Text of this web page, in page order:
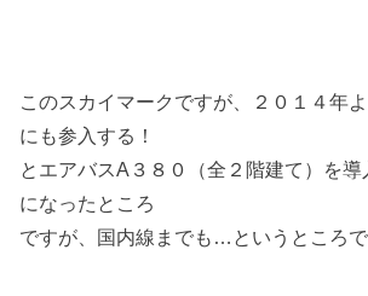
このスカイマークですが、２０１４年
にも参入する！
とエアバスA３８０（全２階建て）を導
になったところ
ですが、国内線までも…というところで